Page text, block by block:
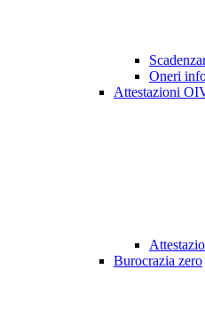
Oneri
Attestazioni
Burocrazia zero